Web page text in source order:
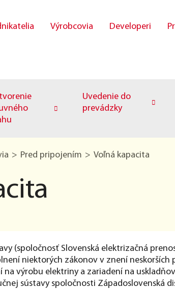
Výrobcovia Developeri
Uvedenie do
prevádzky
Pred pripojením Voľná kapacita
(spoločnosť Slovenská elektrizačná
niektorých zákonov v znení neskorších
na výrobu elektriny a zariadení na
sústavy spoločnosti Západoslovenská